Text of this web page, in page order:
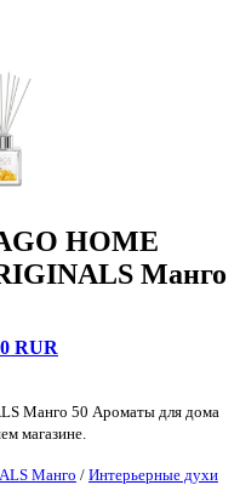
HOME
Манго
RUR
Манго 50 Ароматы для дома
магазине.
Манго / Интерьерные духи